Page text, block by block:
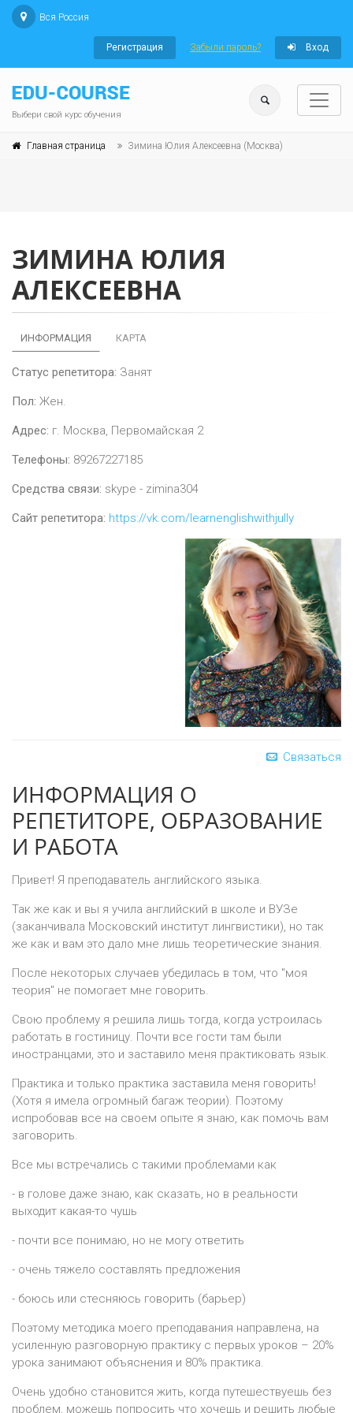
Вся Россия
Регистрация Забыли пароль? Вход
Выбери свой курс обучения
Главная страница Зимина Юлия Алексеевна (Москва)
ЗИМИНА ЮЛИЯ
АЛЕКСЕЕВНА
ИНФОРМАЦИЯ КАРТА
Статус репетитора: Занят
Пол: Жен.
Адрес: г. Москва, Первомайская 2
Телефоны: 89267227185
Средства связи: skype - zimina304
Сайт репетитора: https://vk.com/learnenglishwithjully
Связаться
ИНФОРМАЦИЯ О
РЕПЕТИТОРЕ, ОБРАЗОВАНИЕ
И РАБОТА
Привет! Я преподаватель английского языка.
Так же как и вы я учила английский в школе и ВУЗе
(заканчивала Московский институт лингвистики), но так
же как и вам это дало мне лишь теоретические знания.
После некоторых случаев убедилась в том, что "моя
теория" не помогает мне говорить.
Свою проблему я решила лишь тогда, когда устроилась
работать в гостиницу. Почти все гости там были
иностранцами, это и заставило меня практиковать язык.
Практика и только практика заставила меня говорить!
(Хотя я имела огромный багаж теории). Поэтому
испробовав все на своем опыте я знаю, как помочь вам
заговорить.
Все мы встречались с такими проблемами как
- в голове даже знаю, как сказать, но в реальности
выходит какая-то чушь
- почти все понимаю, но не могу ответить
- очень тяжело составлять предложения
- боюсь или стесняюсь говорить (барьер)
Поэтому методика моего преподавания направлена, на
усиленную разговорную практику с первых уроков – 20%
урока занимают объяснения и 80% практика.
Очень удобно становится жить, когда путешествуешь без
проблем, можешь попросить что хочешь и решить любые